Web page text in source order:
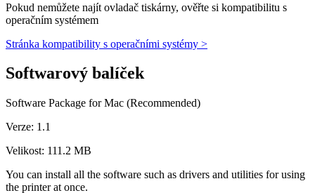
Pokud nemůžete najít ovladač tiskárny, ověřte si kompatibilitu s
operačním systémem
Stránka kompatibility s operačními systémy >
Softwarový balíček
Software Package for Mac (Recommended)
Verze: 1.1
Velikost: 111.2 MB
You can install all the software such as drivers and utilities for using
the printer at once.